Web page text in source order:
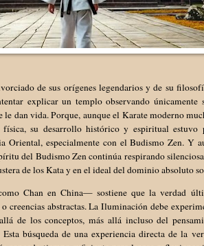
de sus orígenes legendarios y de su
explicar un templo observando únicamente
dan vida. Porque, aunque el Karate moderno
su desarrollo histórico y espiritual estuvo
Oriental, especialmente con el Budismo Zen. Y
del Budismo Zen continúa respirando
de los Kata y en el ideal del dominio absoluto
Chan en China— sostiene que la verdad
creencias abstractas. La Iluminación debe
de los conceptos, más allá incluso del
búsqueda de una experiencia directa de la